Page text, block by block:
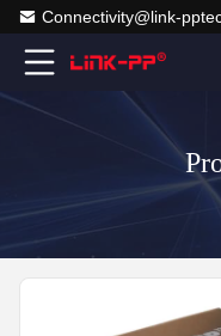
Connectivity@link-